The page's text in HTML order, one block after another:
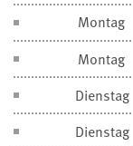
Montag
Montag
Dienstag
Dienstag